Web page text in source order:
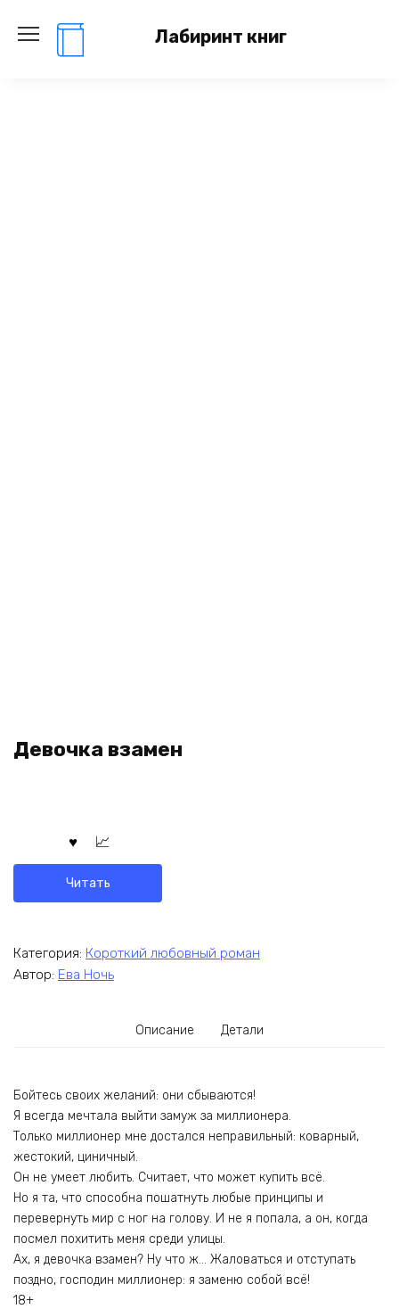
содержанию
Лабиринт книг
Девочка взамен
Читать
Категория: Короткий любовный роман
Автор: Ева Ночь
Описание Детали
Бойтесь своих желаний: они сбываются!
Я всегда мечтала выйти замуж за миллионера.
Только миллионер мне достался неправильный: коварный,
жестокий, циничный.
Он не умеет любить. Считает, что может купить всё.
Но я та, что способна пошатнуть любые принципы и
перевернуть мир с ног на голову. И не я попала, а он, когда
посмел похитить меня среди улицы.
Ах, я девочка взамен? Ну что ж… Жаловаться и отступать
поздно, господин миллионер: я заменю собой всё!
18+